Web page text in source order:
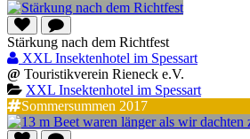
Stärkung nach dem Richtfest
XXL Insektenhotel im Spessart
@ Touristikverein Rieneck e.V.
XXL Insektenhotel im Spessart
Sommersummen 2017